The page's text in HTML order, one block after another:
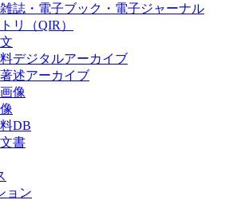
誌・電子ブック・電子ジャーナル
リ（QIR）
デジタルアーカイブ
述アーカイブ
像
DB
書
ョン